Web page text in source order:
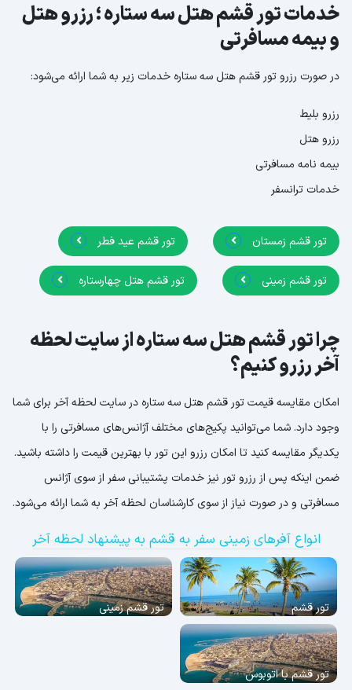
خدمات تور قشم هتل سه ستاره ؛ رزرو هتل
و بیمه مسافرتی
در صورت رزرو تور قشم هتل سه ستاره خدمات زیر به شما ارائه می‌شود:
رزرو بلیط
رزرو هتل
بیمه نامه مسافرتی
خدمات ترانسفر
تور قشم زمستان تور قشم عید فطر
تور قشم زمینی تور قشم هتل چهارستاره
چرا تور قشم هتل سه ستاره از سایت لحظه
آخر رزرو کنیم؟
امکان مقایسه قیمت تور قشم هتل سه ستاره در سایت لحظه آخر برای شما
وجود دارد. شما می‌توانید پکیج‌های مختلف آژانس‌های مسافرتی را با
یکدیگر مقایسه کنید تا امکان رزرو این تور با بهترین قیمت را داشته باشید.
ضمن اینکه پس از رزرو تور نیز خدمات پشتیبانی سفر از سوی آژانس
مسافرتی و در صورت نیاز از سوی کارشناسان لحظه آخر به شما ارائه می‌شود.
انواع آفرهای زمینی سفر به قشم به پیشنهاد لحظه آخر
تور قشم تور قشم زمینی
تور قشم با اتوبوس